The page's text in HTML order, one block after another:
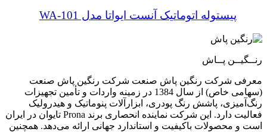
پیستوله اتوماتیک آنست ایواتا مدل WA-101
رنــگیــن پــاش
معرفی شرکت رنگین پاش صنعت شرکت رنگین پاش صنعت
(سهامی خاص) از سال 1384 در زمینه واردات و تأمین تجهیزات
رنگ‌آمیزی، پاشش رنگ پودری، ابزارآلات پنوماتیک و هیدرولیک
فعالیت دارد. این شرکت نماینده انحصاری برند Prona تایوان در ایران
است و محصولات باکیفیت و استاندارد جهانی ارائه می‌دهد. همچنین